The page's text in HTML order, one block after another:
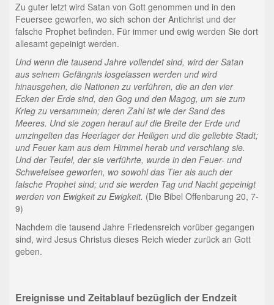
Zu guter letzt wird Satan von Gott genommen und in den
Feuersee geworfen, wo sich schon der Antichrist und der
falsche Prophet befinden. Für immer und ewig werden Sie dort
allesamt gepeinigt werden.
Und wenn die tausend Jahre vollendet sind, wird der Satan
aus seinem Gefängnis losgelassen werden und wird
hinausgehen, die Nationen zu verführen, die an den vier
Ecken der Erde sind, den Gog und den Magog, um sie zum
Krieg zu versammeln; deren Zahl ist wie der Sand des
Meeres. Und sie zogen herauf auf die Breite der Erde und
umzingelten das Heerlager der Heiligen und die geliebte Stadt;
und Feuer kam aus dem Himmel herab und verschlang sie.
Und der Teufel, der sie verführte, wurde in den Feuer- und
Schwefelsee geworfen, wo sowohl das Tier als auch der
falsche Prophet sind; und sie werden Tag und Nacht gepeinigt
werden von Ewigkeit zu Ewigkeit. (Die Bibel Offenbarung 20, 7-
9)
Nachdem die tausend Jahre Friedensreich vorüber gegangen
sind, wird Jesus Christus dieses Reich wieder zurück an Gott
geben.
Ereignisse und Zeitablauf bezüglich der Endzeit